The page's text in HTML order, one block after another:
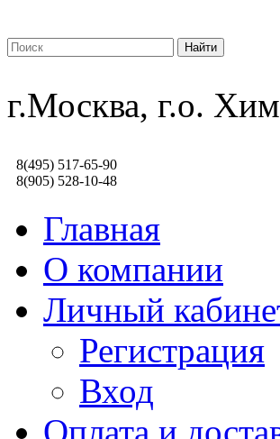
г.Москва, г.о.
8(495) 517-65-90
8(905) 528-10-48
Главная
О компании
Личный
Регистрация
Вход